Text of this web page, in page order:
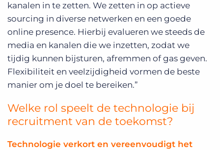
kanalen in te zetten. We zetten in op actieve
sourcing in diverse netwerken en een goede
online presence. Hierbij evalueren we steeds de
media en kanalen die we inzetten, zodat we
tijdig kunnen bijsturen, afremmen of gas geven.
Flexibiliteit en veelzijdigheid vormen de beste
manier om je doel te bereiken.”
Welke rol speelt de technologie bij
recruitment van de toekomst?
Technologie verkort en vereenvoudigt het